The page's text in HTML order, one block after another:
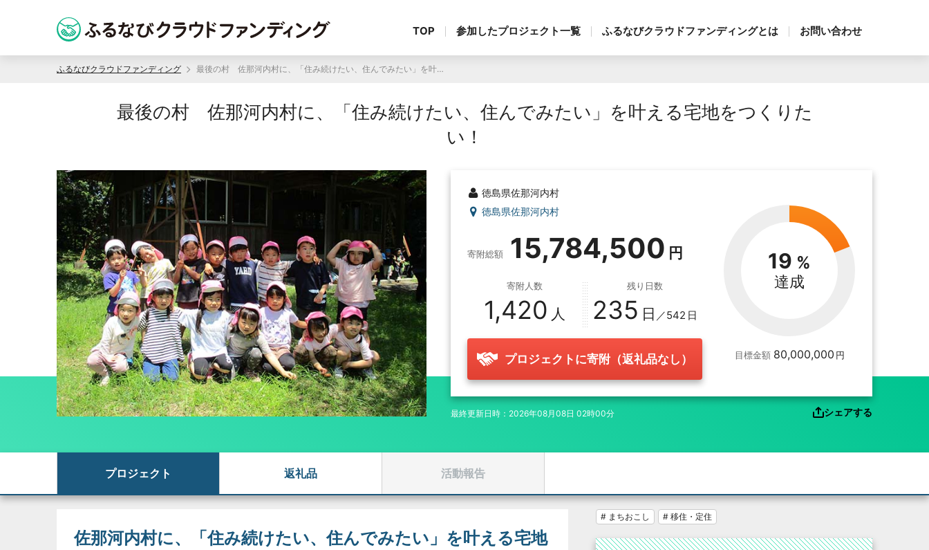
TOP 参加したプロジェクト一覧 ふるなびクラウドファンディングとは お問い合わせ
ふるなびクラウドファンディング 最後の村 佐那河内村に、「住み続けたい、住んでみたい」を叶える宅地をつくりたい！
最後の村 佐那河内村に、「住み続けたい、住んでみたい」を叶える宅地をつくりた
い！
徳島県佐那河内村
徳島県佐那河内村
寄附総額 15,784,500 19
達成
目標金額 80,000,000
寄附人数
1,420
残り日数
235 ／542
プロジェクトに寄附（返礼品なし）
最終更新日時：2026年08月08日 02時00分 シェアする
プロジェクト 返礼品 活動報告
# まちおこし # 移住・定住
佐那河内村に、「住み続けたい、住んでみたい」を叶える宅地